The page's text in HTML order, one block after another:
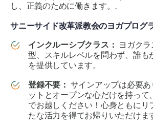
し、正義のために働きます。.
サニーサイド改革派教会のヨガプログ
インクルーシブクラス： ヨガク
型、スキルレベルを問わず、誰も
を提供しています。
登録不要： サインアップは必要
ットとオープンな心だけを持って
でお越しください！心身ともにリ
たな活力を得てお帰りいただけま